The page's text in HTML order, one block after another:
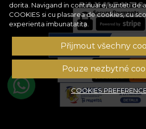
dorita. Navigand in continuare, sunteti de
COOKIES si cu plasarea de cookies, cu
experienta imbunatatita.
Přijmout všechny
Pouze nezbytné
COOKIES